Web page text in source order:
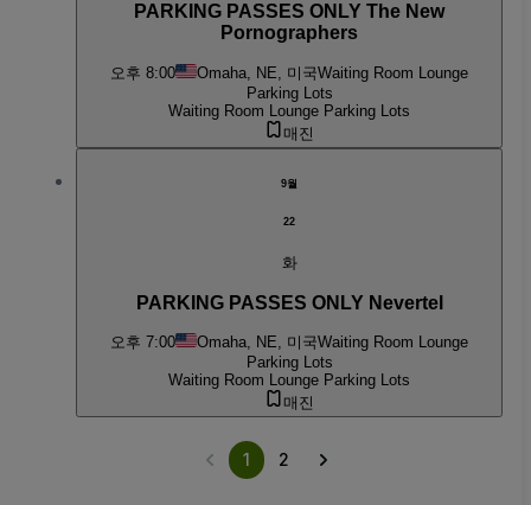
PARKING PASSES ONLY The New
Pornographers
오후 8:00 Omaha, NE, 미국Waiting Room Lounge
Parking Lots
Waiting Room Lounge Parking Lots
매진
9월
22
화
PARKING PASSES ONLY Nevertel
오후 7:00 Omaha, NE, 미국Waiting Room Lounge
Parking Lots
Waiting Room Lounge Parking Lots
매진
1 2